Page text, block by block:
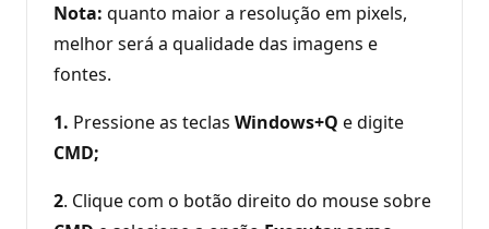
Nota: quanto maior a resolução em pixels,
melhor será a qualidade das imagens e
fontes.
1. Pressione as teclas Windows+Q e digite
CMD;
2. Clique com o botão direito do mouse sobre